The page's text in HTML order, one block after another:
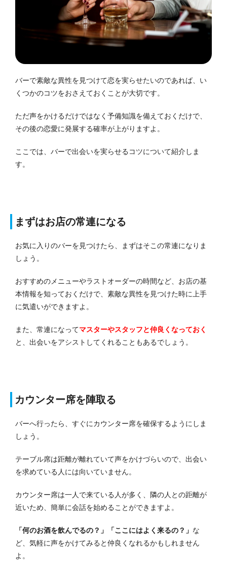
バーで素敵な異性を見つけて恋を実らせたいのであれば、い
くつかのコツをおさえておくことが大切です。
ただ声をかけるだけではなく予備知識を備えておくだけで、
その後の恋愛に発展する確率が上がりますよ。
ここでは、バーで出会いを実らせるコツについて紹介しま
す。
まずはお店の常連になる
お気に入りのバーを見つけたら、まずはそこの常連になりま
しょう。
おすすめのメニューやラストオーダーの時間など、お店の基
本情報を知っておくだけで、素敵な異性を見つけた時に上手
に気遣いができますよ。
また、常連になってマスターやスタッフと仲良くなっておく
と、出会いをアシストしてくれることもあるでしょう。
カウンター席を陣取る
バーへ行ったら、すぐにカウンター席を確保するようにしま
しょう。
テーブル席は距離が離れていて声をかけづらいので、出会い
を求めている人には向いていません。
カウンター席は一人で来ている人が多く、隣の人との距離が
近いため、簡単に会話を始めることができますよ。
「何のお酒を飲んでるの？」「ここにはよく来るの？」 な
ど、気軽に声をかけてみると仲良くなれるかもしれません
よ。